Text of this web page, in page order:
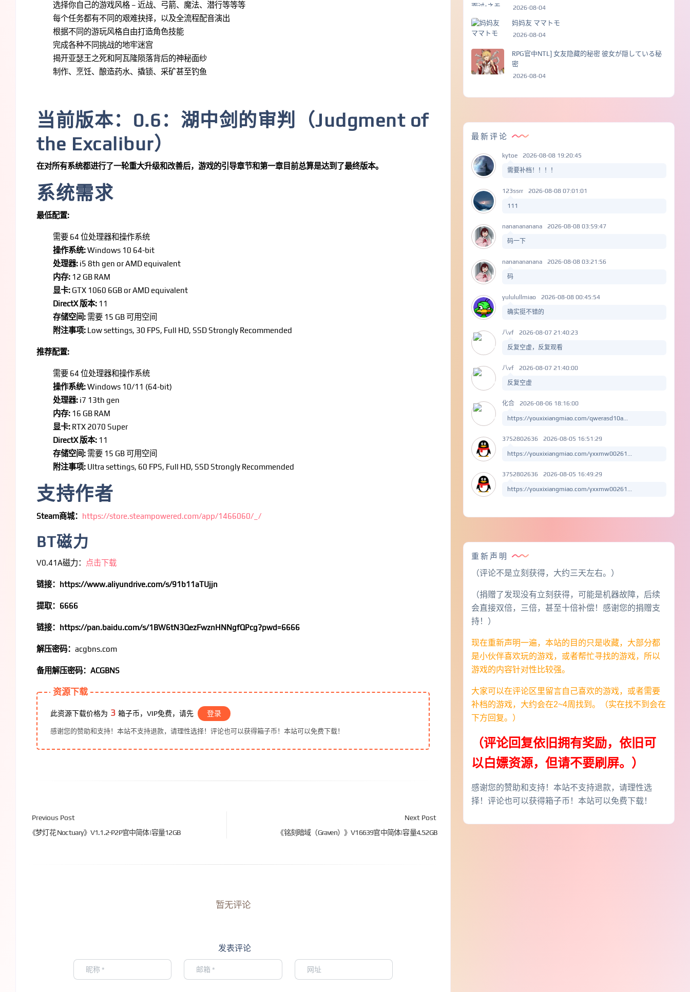
选择你自己的游戏风格 – 近战、弓箭、魔法、潜行等等等
每个任务都有不同的艰难抉择，以及全流程配音演出
根据不同的游玩风格自由打造角色技能
完成各种不同挑战的地牢迷宫
揭开亚瑟王之死和阿瓦隆陨落背后的神秘面纱
制作、烹饪、酿造药水、撬锁、采矿甚至钓鱼
当前版本：0.6：湖中剑的审判（Judgment of
the Excalibur）
在对所有系统都进行了一轮重大升级和改善后，游戏的引导章节和第一章目前总算是达到了最终版本。
系统需求
最低配置:
需要 64 位处理器和操作系统
操作系统:Windows 10 64-bit
处理器: i5 8th gen or AMD equivalent
内存: 12 GB RAM
显卡: GTX 1060 6GB or AMD equivalent
DirectX 版本: 11
存储空间: 需要 15 GB 可用空间
附注事项: Low settings, 30 FPS, Full HD, SSD Strongly Recommended
推荐配置:
需要 64 位处理器和操作系统
操作系统:Windows 10/11 (64-bit)
处理器: i7 13th gen
内存: 16 GB RAM
显卡: RTX 2070 Super
DirectX 版本: 11
存储空间: 需要 15 GB 可用空间
附注事项: Ultra settings, 60 FPS, Full HD, SSD Strongly Recommended
支持作者
Steam商城： https://store.steampowered.com/app/1466060/_/
BT磁力
V0.41A磁力： 点击下载
链接：https://www.aliyundrive.com/s/91b11aTUjjn
提取：6666
链接：https://pan.baidu.com/s/1BW6tN3QezFwznHNNgfQPcg?pwd=6666
解压密码： acgbns.com
备用解压密码：ACGBNS
资源下载
此资源下载价格为 3 箱子币，VIP免费，请先 登录
感谢您的赞助和支持！本站不支持退款，请理性选择！评论也可以获得箱子币！本站可以免费下载！
Previous Post
《梦灯花 Noctuary》V1.1.2-P2P官中简体|容量12GB
Next Post
《铭刻暗域（Graven）》V16639官中简体|容量4.52GB
暂无评论
发表评论
2026-08-04
妈妈友 ママトモ
2026-08-04
RPG官中NTL] 女友隐藏的秘密 彼女が隠している秘
密
2026-08-04
最新评论
kytoe 2026-08-08 19:20:45
需要补档！！！！
123ssrr 2026-08-08 07:01:01
111
nananananana 2026-08-08 03:59:47
码一下
nananananana 2026-08-08 03:21:56
码
yululullmiao 2026-08-08 00:45:54
确实挺不错的
八vf 2026-08-07 21:40:23
反复空虚，反复观看
八vf 2026-08-07 21:40:00
反复空虚
化合 2026-08-06 18:16:00
https://youxixiangmiao.com/qwerasd10a...
3752802636 2026-08-05 16:51:29
https://youxixiangmiao.com/yxxmw00261...
3752802636 2026-08-05 16:49:29
https://youxixiangmiao.com/yxxmw00261...
重新声明
（评论不是立刻获得，大约三天左右。）
（捐赠了发现没有立刻获得，可能是机器故障，后续
会直接双倍，三倍，甚至十倍补偿！感谢您的捐赠支
持！）
现在重新声明一遍，本站的目的只是收藏，大部分都
是小伙伴喜欢玩的游戏，或者帮忙寻找的游戏，所以
游戏的内容针对性比较强。
大家可以在评论区里留言自己喜欢的游戏，或者需要
补档的游戏，大约会在2~4周找到。（实在找不到会在
下方回复。）
（评论回复依旧拥有奖励，依旧可
以白嫖资源，但请不要刷屏。）
感谢您的赞助和支持！本站不支持退款，请理性选
择！评论也可以获得箱子币！本站可以免费下载！